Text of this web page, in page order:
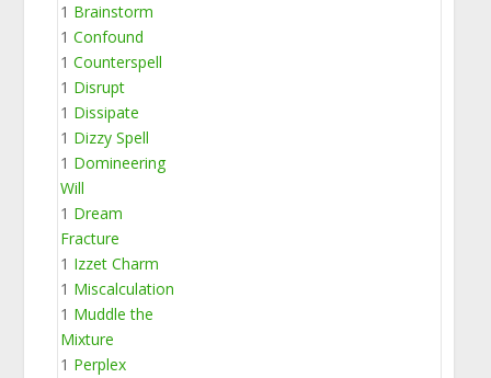
1 Brainstorm
1Confound
1Counterspell
1 Disrupt
1 Dissipate
1 Dizzy Spell
1 Domineering
Will
1 Dream
Fracture
1 Izzet Charm
1 Miscalculation
1 Muddle the
Mixture
1 Perplex